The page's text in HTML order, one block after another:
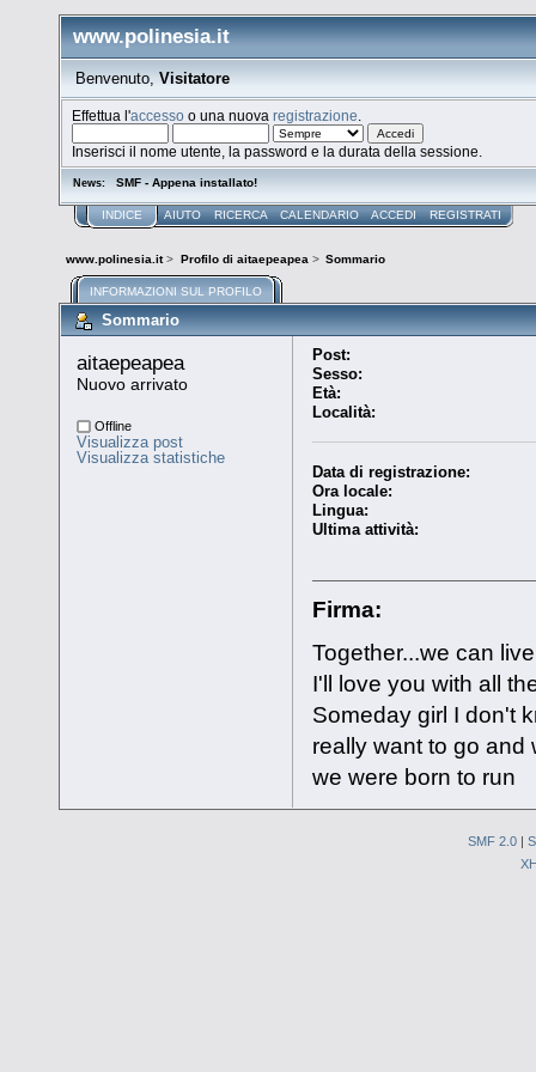
www.polinesia.it
Benvenuto, Visitatore
Effettua l'accesso o una nuovaregistrazione
Inserisci il nome utente, la password e la durata della sessione.
News: SMF - Appena installato!
INDICE AIUTO RICERCA CALENDARIO ACCEDI REGISTRATI
www.polinesia.it> Profilo di aitaepeapea> Sommario
INFORMAZIONI SUL PROFILO
Sommario
aitaepeapea
Nuovo arrivato
Offline
Visualizza post
Visualizza statistiche
Post:
Sesso:
Età:
Località:
Data di registrazione:
Ora locale:
Lingua:
Ultima attività:
Firma:
Together...we can
I'll love you with all
Someday girl I don't
really want to go and
we were born to run
SMF 2.0 |